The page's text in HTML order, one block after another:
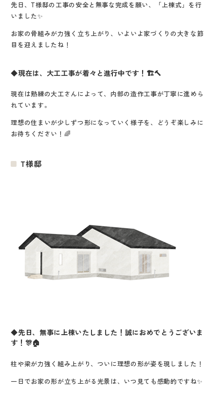
先日、T様邸の工事の安全と無事な完成を願い、「上棟式」を行
いました✨
お家の骨組みが力強く立ち上がり、いよいよ家づくりの大きな節
目を迎えましたね！
◆現在は、大工工事が着々と進行中です！🏗️🔨
現在は熟練の大工さんによって、内部の造作工事が丁寧に進めら
れています。
理想の住まいが少しずつ形になっていく様子を、どうぞ楽しみに
お待ちください！🌈
T様邸
◆先日、無事に上棟いたしました！誠におめでとうございま
す！🎊🏠
柱や梁が力強く組み上がり、ついに理想の形が姿を現しました！
一日でお家の形が立ち上がる光景は、いつ見ても感動的ですね✨